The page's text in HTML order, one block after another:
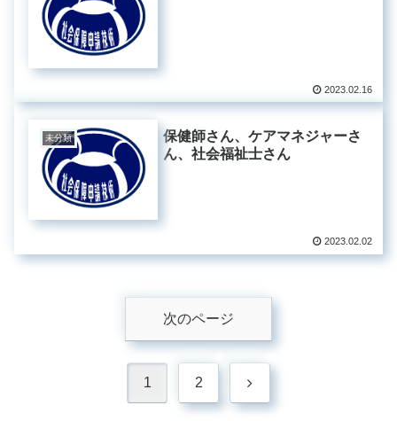
2023.02.16
未分類
保健師さん、ケアマネジャーさ
ん、社会福祉士さん
2023.02.02
次のページ
1 2 次